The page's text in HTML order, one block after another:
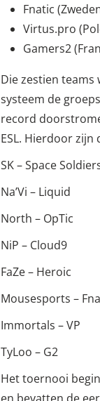
Fnatic
Virtus.pro
Gamers2
Die zestien
systeem de
record
ESL. Hierdoor
SK – Space
Na’Vi – Liquid
North – OpTic
NiP – Cloud9
FaZe – Heroic
Mousesports –
Immortals – VP
TyLoo – G2
Het toernooi